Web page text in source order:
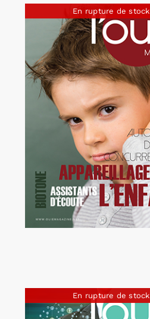
En rupture de stock
En rupture de stock